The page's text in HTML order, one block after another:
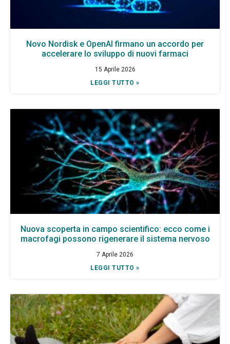
Novo Nordisk e OpenAI firmano un accordo per
accelerare lo sviluppo di nuovi farmaci
15 Aprile 2026
LEGGI TUTTO »
Nuova scoperta in campo scientifico: ecco come i
macrofagi possono rigenerare il sistema nervoso
7 Aprile 2026
LEGGI TUTTO »